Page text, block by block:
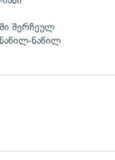
შერჩეულ
ნაწილ